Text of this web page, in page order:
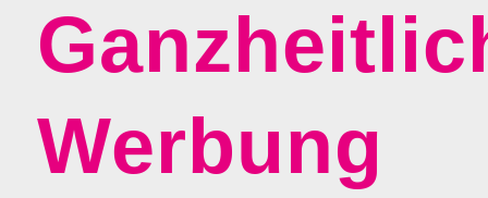
Werbung